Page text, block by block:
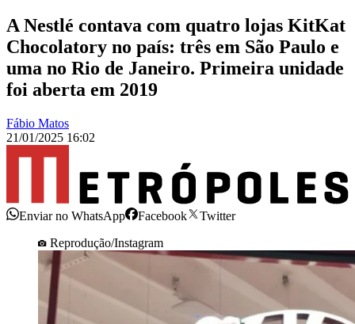
A Nestlé contava com quatro lojas KitKat
Chocolatory no país: três em São Paulo e
uma no Rio de Janeiro. Primeira unidade
foi aberta em 2019
Fábio Matos
21/01/2025 16:02
Enviar no WhatsApp Facebook
Twitter
Reprodução/Instagram